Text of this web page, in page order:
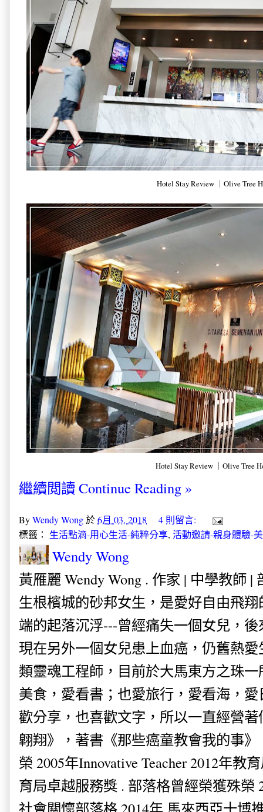
Hotel Stay Review ｜Olive Tree
Hotel Stay Review ｜Olive Tree
繼續閲讀 Continue Reading »
ByWendy Wong於6月 03, 2018
4 則留言:
標籤： 生活點滴-用心生活-純粹分享, 活動邀請-親身體驗-
Wendy Wong
黃雁麗 Wendy Wong . 作家 | 中學教師 |
生根檳城的砂邦女生，是愛好自由飛
端的起落沉浮---曾經痛失一個女兒，
現在另外一個女兒患上血癌，仍舊熱
類靈魂工程師，目前於大馬東方之珠
美食，愛看書；也愛旅行，愛看海，
歡分享，也喜歡文字，所以一直經營
翺翔》，著書《那些癌童教會我的事
榮 2005年Innovative Teacher 2012年教
育局卓越服務獎 . 部落格曾經榮獲殊榮